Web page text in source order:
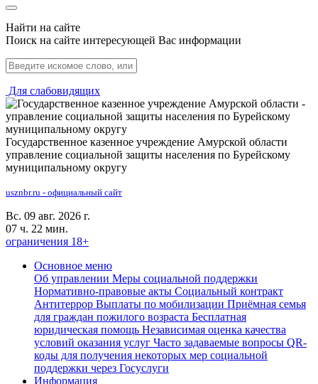
Найти на сайте
Поиск на сайте интересующей Вас информации
Для слабовидящих
Государственное казенное учреждение Амурской области
управление социальной защиты населения по Бурейскому
муниципальному округу
usznbr.ru - официальный сайт
Вс. 09 авг. 2026 г.
07 ч. 22 мин.
ограничения 18+
Основное меню
Об управлении Меры социальной поддержки
Нормативно-правовые акты Социальный контракт
Антитеррор Выплаты по мобилизации Приёмная семья
для граждан пожилого возраста Бесплатная
юридическая помощь Независимая оценка качества
условий оказания услуг Часто задаваемые вопросы QR-
коды для получения некоторых мер социальной
поддержки через Госуслуги
Информация